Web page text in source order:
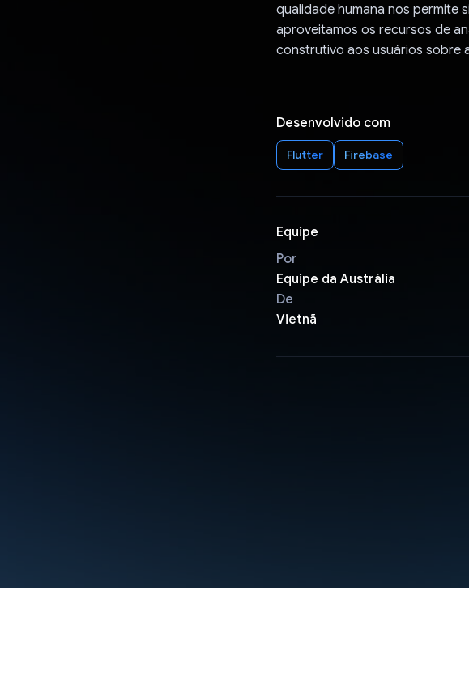
qualidade humana nos permite
aproveitamos os recursos de
construtivo aos usuários sobre
Desenvolvido com
Flutter Firebase
Equipe
Por
Equipe da Austrália
De
Vietnã